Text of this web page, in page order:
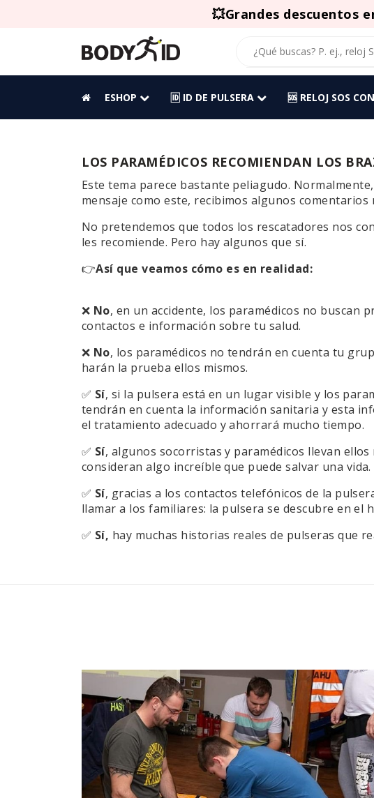
💥Grandes descuentos
ESHOP 🆔 ID DE PULSERA 🆘 RELOJ SOS
LOS PARAMÉDICOS RECOMIENDAN LOS
Este tema parece bastante peliagudo.
mensaje como este, recibimos algunos comentarios
No pretendemos que todos los rescatadores nos
les recomiende. Pero hay algunos que sí.
👉Así que veamos cómo es en realidad:
❌ No, en un accidente, los paramédicos no buscan
contactos e información sobre tu salud.
❌ No, los paramédicos no tendrán en cuenta tu
harán la prueba ellos mismos.
✅ Sí, si la pulsera está en un lugar visible y los
tendrán en cuenta la información sanitaria y esta
el tratamiento adecuado y ahorrará mucho tiempo.
✅ Sí, algunos socorristas y paramédicos llevan
consideran algo increíble que puede salvar una vida.
✅ Sí, gracias a los contactos telefónicos de la
llamar a los familiares: la pulsera se descubre en el
✅ Sí, hay muchas historias reales de pulseras que